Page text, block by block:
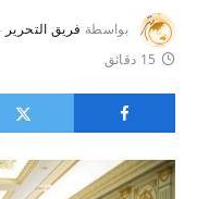
بواسطة فريق التحرير
15 دقائق